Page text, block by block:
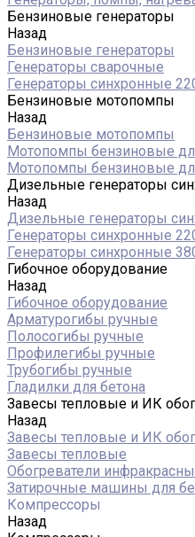
Бензиновые генераторы
Назад
Бензиновые генераторы
Генераторы сварочные
Генераторы синхронные
Бензиновые мотопомпы
Назад
Бензиновые мотопомпы
Мотопомпы бензиновые
Мотопомпы бензиновые
Дизельные генераторы
Назад
Дизельные генераторы
Генераторы синхронные
Генераторы синхронные
Гибочное оборудование
Назад
Гибочное оборудование
Арматурогибы ручные
Полосогибы ручные
Профилегибы ручные
Трубогибы ручные
Гладилки для бетона
Завесы тепловые и ИК
Назад
Завесы тепловые и ИК
Завесы тепловые
Обогреватели
Затирочные машины для
Компрессоры
Назад